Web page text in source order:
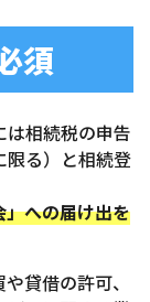
須
相続税の申告
限る）と相続登
への届け出を
貸借の許可、